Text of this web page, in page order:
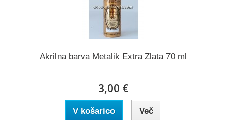
Akrilna barva Metalik Extra Zlata 70 ml
3,00 €
V košarico Več